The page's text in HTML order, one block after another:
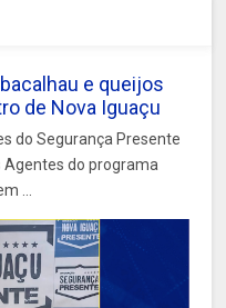
e queijos
de Nova Iguaçu
do Segurança Presente
Agentes do programa
...